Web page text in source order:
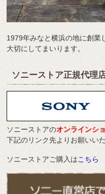
1979年みなと横浜の地に創業
大切にしてまいります。
ソニーストア正規代理
ソニーストアのオンラインシ
下記のリンク先よりお願いい
ソニーストアご購入はこちら